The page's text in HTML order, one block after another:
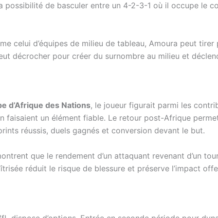
possibilité de basculer entre un 4-2-3-1 où il occupe le
celui d’équipes de milieu de tableau, Amoura peut
décrocher pour créer du surnombre au milieu et
d’Afrique des Nations, le joueur figurait parmi les
faisaient un élément fiable. Le retour post-Afrique
réussis, duels gagnés et conversion devant le but.
que le rendement d’un attaquant revenant d’un
réduit le risque de blessure et préserve l’impact